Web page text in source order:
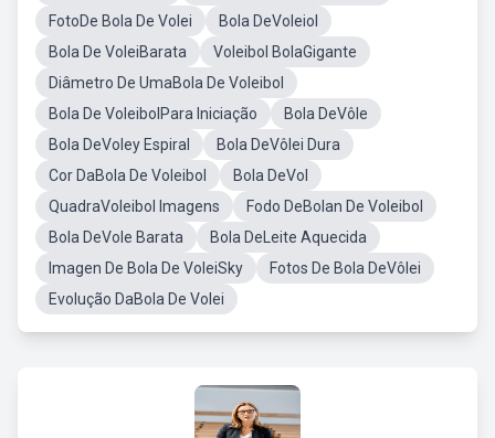
FotoDe Bola De Volei
Bola DeVoleiol
Bola De VoleiBarata
Voleibol BolaGigante
Diâmetro De UmaBola De Voleibol
Bola De VoleibolPara Iniciação
Bola DeVôle
Bola DeVoley Espiral
Bola DeVôlei Dura
Cor DaBola De Voleibol
Bola DeVol
QuadraVoleibol Imagens
Fodo DeBolan De Voleibol
Bola DeVole Barata
Bola DeLeite Aquecida
Imagen De Bola De VoleiSky
Fotos De Bola DeVôlei
Evolução DaBola De Volei